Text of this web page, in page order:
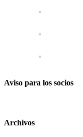
Aviso para los socios
Archivos